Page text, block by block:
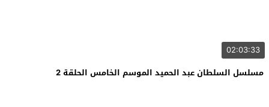
02:03:33
مسلسل السلطان عبد الحميد الموسم الخامس الحلقة 2